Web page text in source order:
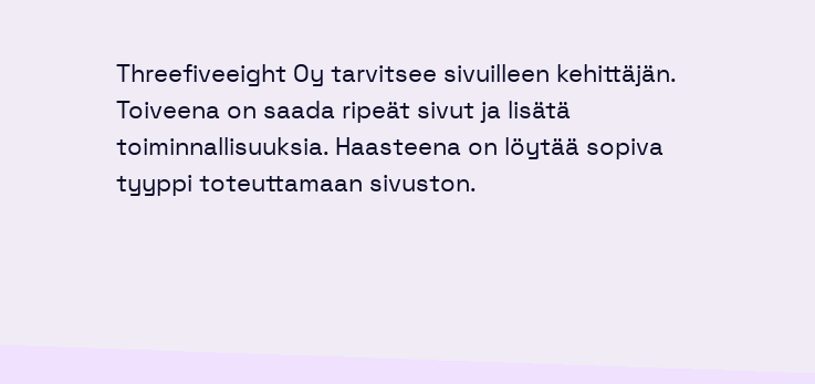
Threefiveeight Oy tarvitsee sivuilleen kehittäjän.
Toiveena on saada ripeät sivut ja lisätä
toiminnallisuuksia. Haasteena on löytää sopiva
tyyppi toteuttamaan sivuston.